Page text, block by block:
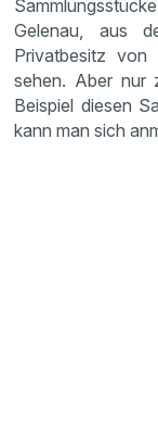
Gelenau, aus
Privatbesitz von
sehen. Aber nur
Beispiel diesen
kann man sich